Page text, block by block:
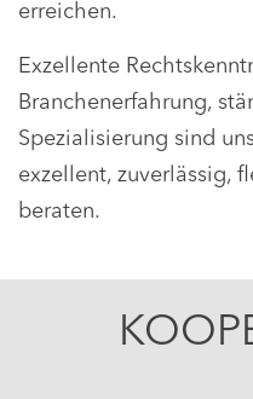
erreichen.
Exzellente
Branchenerfahrung,
Spezialisierung sind
exzellent, zuverlässig,
beraten.